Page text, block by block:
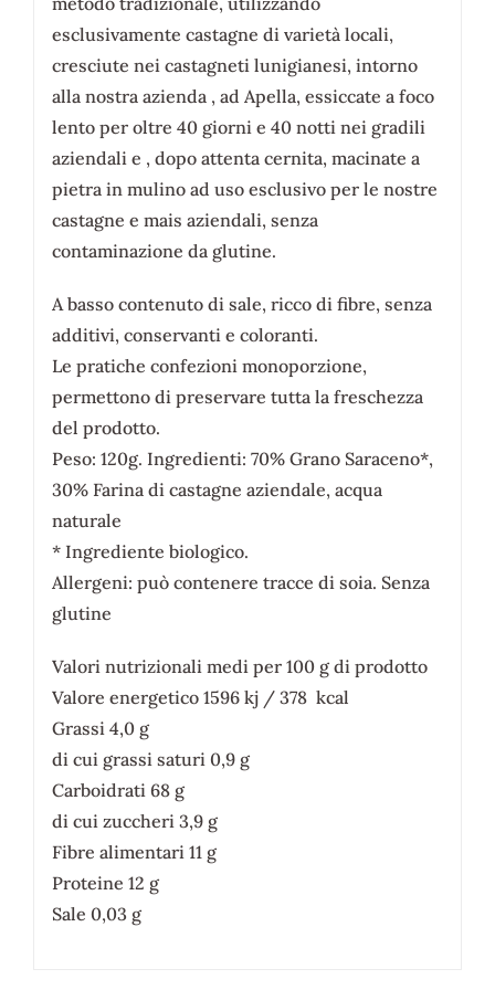
esclusivamente castagne di varietà locali,
cresciute nei castagneti lunigianesi, intorno
alla nostra azienda , ad Apella, essiccate a foco
lento per oltre 40 giorni e 40 notti nei gradili
aziendali e , dopo attenta cernita, macinate a
pietra in mulino ad uso esclusivo per le nostre
castagne e mais aziendali, senza
contaminazione da glutine.
A basso contenuto di sale, ricco di fibre, senza
additivi, conservanti e coloranti.
Le pratiche confezioni monoporzione,
permettono di preservare tutta la freschezza
del prodotto.
Peso: 120g. Ingredienti: 70% Grano Saraceno*,
30% Farina di castagne aziendale, acqua
naturale
* Ingrediente biologico.
Allergeni: può contenere tracce di soia. Senza
glutine
Valori nutrizionali medi per 100 g di prodotto
Valore energetico 1596 kj / 378 kcal
Grassi 4,0 g
di cui grassi saturi 0,9 g
Carboidrati 68 g
di cui zuccheri 3,9 g
Fibre alimentari 11 g
Proteine 12 g
Sale 0,03 g